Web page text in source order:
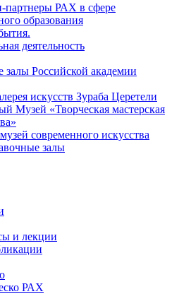
партнеры РАХ в сфере
образования
деятельность
залы Российской академии
искусств Зураба Церетели
Музей «Творческая мастерская
современного искусства
залы
и лекции
РАХ